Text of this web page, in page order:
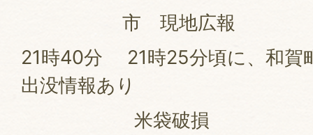
市 現地広報
21時40分 21時25分頃に、和賀
出没情報あり
米袋破損